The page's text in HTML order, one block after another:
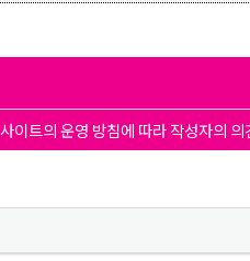
이트의 운영 방침에 따라 작성자의